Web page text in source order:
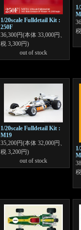
1/20scale Fulldetail Kit :
250F
36,300円(本体 33,000円、
税 3,300円)
out of stock
1/20scale Fulldetail Kit :
M19
35,200円(本体 32,000円、
税 3,200円)
out of stock